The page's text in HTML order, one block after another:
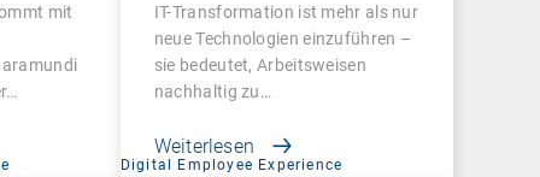
mit
IT-Transformation ist mehr als nur
neue Technologien einzuführen –
sie bedeutet, Arbeitsweisen
nachhaltig zu…
Weiterlesen
Digital Employee Experience